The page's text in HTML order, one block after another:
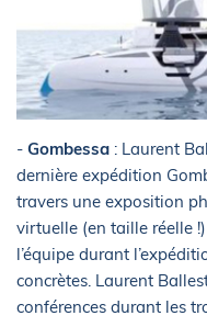
- Gombessa : Laurent
dernière expédition
travers une exposition
virtuelle (en taille réelle
l’équipe durant
concrètes. Laurent
conférences durant les